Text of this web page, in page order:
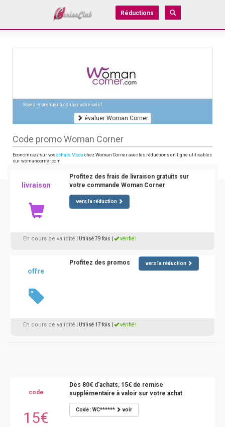
Réductions
Soyez le premier à donner votre avis !
évaluer Woman Corner
Code promo Woman Corner
Economisez sur vos achats Mode chez Woman Corner avec les réductions en ligne utilisables
sur womancorner.com
livraison
Profitez des frais de livraison gratuits sur
votre commande Woman Corner
vers la réduction
En cours de validité | Utilisé 79 fois vérifié !
offre
Profitez des promos vers la réduction
En cours de validité | Utilisé 17 fois vérifié !
code
15€
Dès 80€ d'achats, 15€ de remise
supplémentaire à valoir sur votre achat
Code : WC****** voir